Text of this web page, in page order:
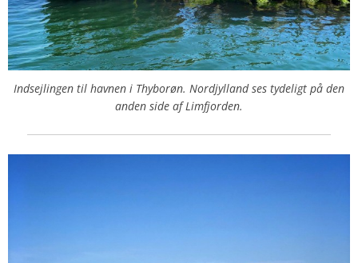
Indsejlingen til havnen i Thyborøn. Nordjylland ses tydeligt på den
anden side af Limfjorden.